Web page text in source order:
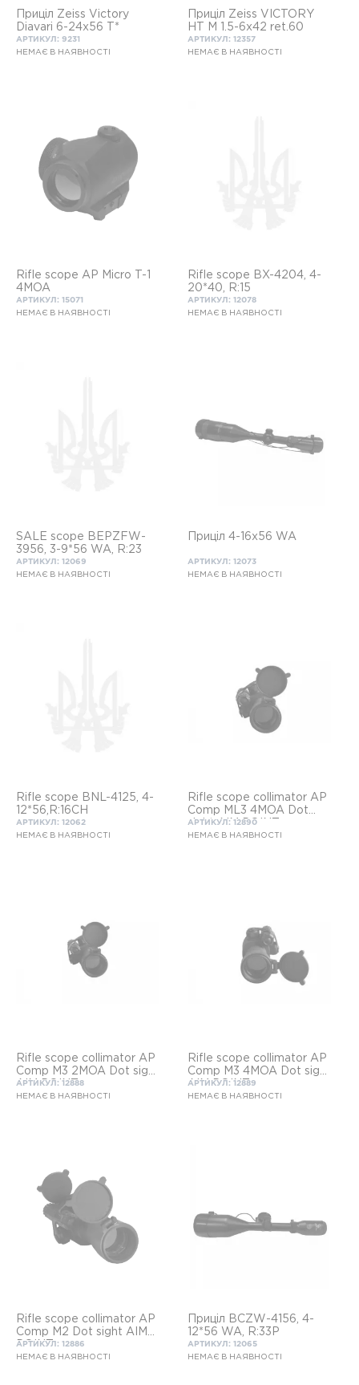
Приціл Zeiss Victory
Diavari 6-24х56 T*
АРТИКУЛ: 9231
НЕМАЄ В НАЯВНОСТІ
Приціл Zeiss VICTORY
HT M 1.5-6х42 ret.60
АРТИКУЛ: 12357
НЕМАЄ В НАЯВНОСТІ
Rifle scope AP Micro T-1
4MOA
АРТИКУЛ: 15071
НЕМАЄ В НАЯВНОСТІ
Rifle scope BX-4204, 4-
20*40, R:15
АРТИКУЛ: 12078
НЕМАЄ В НАЯВНОСТІ
SALE scope BEPZFW-
3956, 3-9*56 WA, R:23
АРТИКУЛ: 12069
НЕМАЄ В НАЯВНОСТІ
Приціл 4-16x56 WA
АРТИКУЛ: 12073
НЕМАЄ В НАЯВНОСТІ
Rifle scope BNL-4125, 4-
12*56,R:16CH
АРТИКУЛ: 12062
НЕМАЄ В НАЯВНОСТІ
Rifle scope collimator AP
Comp ML3 4MOA Dot
sight AIM POINT
АРТИКУЛ: 12890
НЕМАЄ В НАЯВНОСТІ
Rifle scope collimator AP
Comp M3 2MOA Dot sight
AIM POINT
АРТИКУЛ: 12888
НЕМАЄ В НАЯВНОСТІ
Rifle scope collimator AP
Comp M3 4MOA Dot sight
AIM POINT
АРТИКУЛ: 12889
НЕМАЄ В НАЯВНОСТІ
Rifle scope collimator AP
Comp M2 Dot sight AIM
POINT
АРТИКУЛ: 12886
НЕМАЄ В НАЯВНОСТІ
Приціл BCZW-4156, 4-
12*56 WA, R:33Р
АРТИКУЛ: 12065
НЕМАЄ В НАЯВНОСТІ